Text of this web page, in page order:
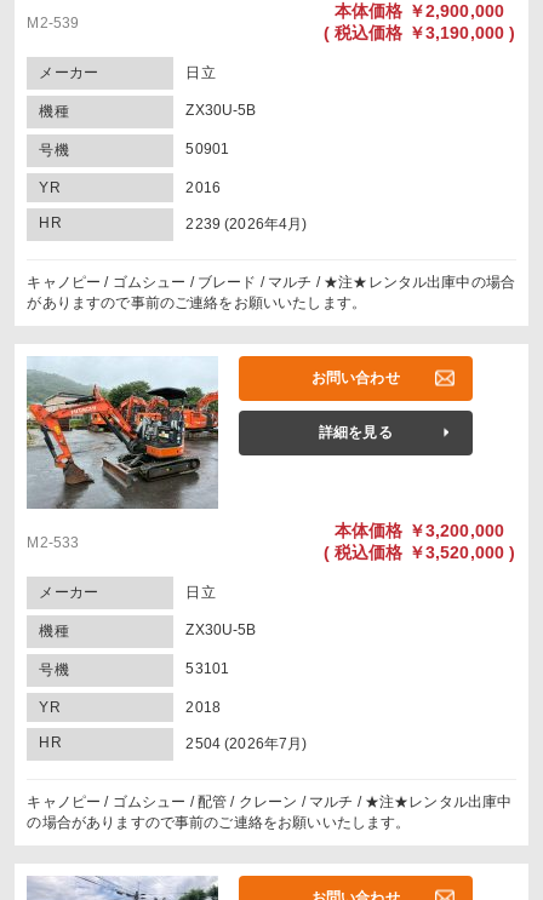
M2-539
本体価格 ￥2,900,000
( 税込価格 ￥3,190,000 )
メーカー 日立
機種 ZX30U-5B
号機 50901
YR 2016
HR 2239 (2026年4月)
キャノピー / ゴムシュー / ブレード / マルチ / ★注★レンタル出庫中の場合
がありますので事前のご連絡をお願いいたします。
お問い合わせ
詳細を見る
M2-533
本体価格 ￥3,200,000
( 税込価格 ￥3,520,000 )
メーカー 日立
機種 ZX30U-5B
号機 53101
YR 2018
HR 2504 (2026年7月)
キャノピー / ゴムシュー / 配管 / クレーン / マルチ / ★注★レンタル出庫中
の場合がありますので事前のご連絡をお願いいたします。